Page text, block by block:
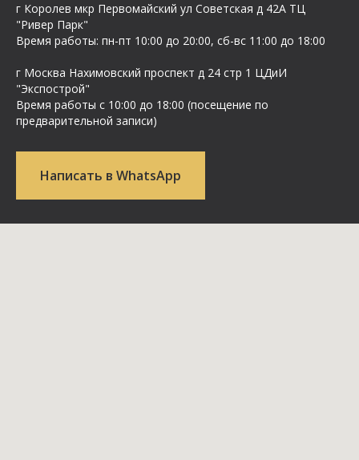
г Королев мкр Первомайский ул Cоветская д 42А ТЦ
"Ривер Парк"
Время работы: пн-пт 10:00 до 20:00, сб-вс 11:00 до 18:00
г Москва Нахимовский проспект д 24 стр 1 ЦДиИ
"Экспострой"
Время работы с 10:00 до 18:00 (посещение по
предварительной записи)
Написать в WhatsApp